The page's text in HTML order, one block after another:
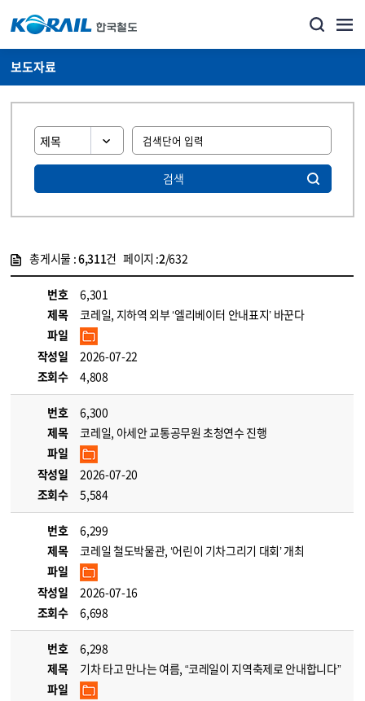
보도자료
검색
총게시물 :6,311건 페이지 :2/632
번호
6,301
제목
코레일, 지하역 외부 ‘엘리베이터 안내표지’ 바꾼다
파일
작성일
2026-07-22
조회수
4,808
번호
6,300
제목
코레일, 아세안 교통공무원 초청연수 진행
파일
작성일
2026-07-20
조회수
5,584
번호
6,299
제목
코레일 철도박물관, ‘어린이 기차그리기 대회’ 개최
파일
작성일
2026-07-16
조회수
6,698
번호
6,298
제목
기차 타고 만나는 여름, “코레일이 지역축제로 안내합니다”
파일